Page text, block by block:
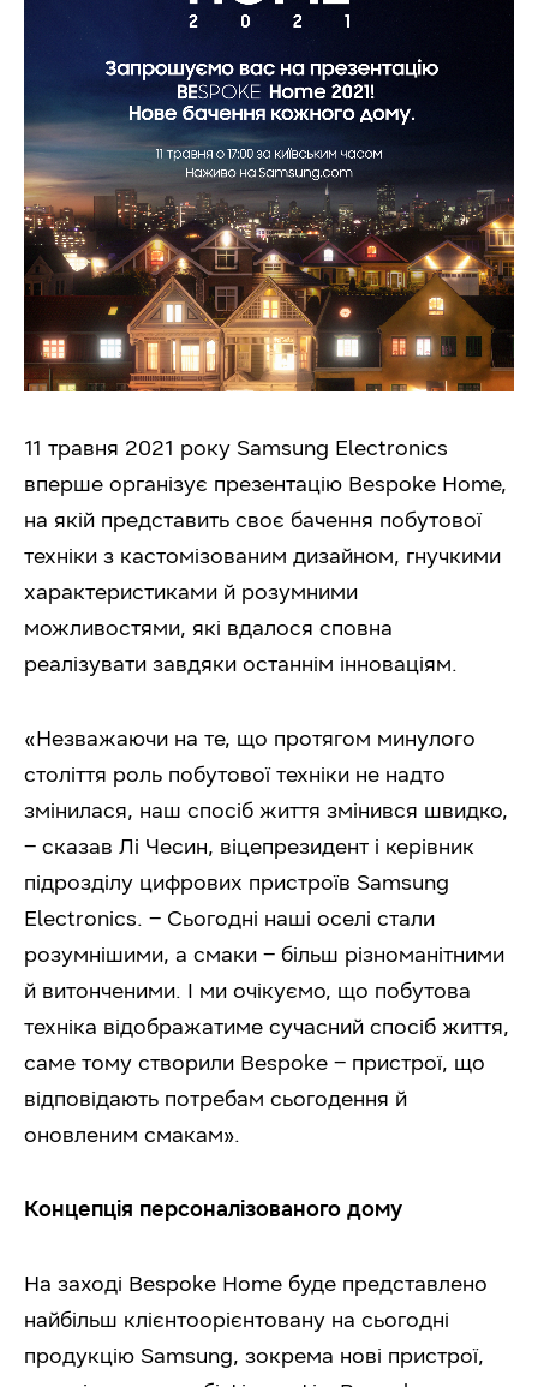
11 травня 2021 року Samsung Electronics
вперше організує презентацію Bespoke Home,
на якій представить своє бачення побутової
техніки з кастомізованим дизайном, гнучкими
характеристиками й розумними
можливостями, які вдалося сповна
реалізувати завдяки останнім інноваціям.
«Незважаючи на те, що протягом минулого
століття роль побутової техніки не надто
змінилася, наш спосіб життя змінився швидко,
– сказав Лі Чесин, віцепрезидент і керівник
підрозділу цифрових пристроїв Samsung
Electronics. – Сьогодні наші оселі стали
розумнішими, а смаки – більш різноманітними
й витонченими. І ми очікуємо, що побутова
техніка відображатиме сучасний спосіб життя,
саме тому створили Bespoke – пристрої, що
відповідають потребам сьогодення й
оновленим смакам».
Концепція персоналізованого дому
На заході Bespoke Home буде представлено
найбільш клієнтоорієнтовану на сьогодні
продукцію Samsung, зокрема нові пристрої,